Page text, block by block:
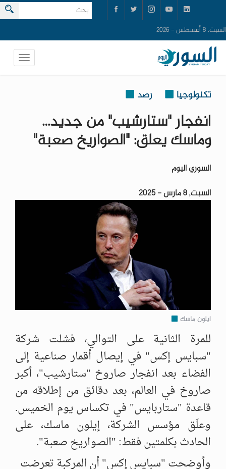
السبت, 8 أغسطس - 2026
تكنولوجيا رصد
انفجار "ستارشيب" من جديد…
وماسك يعلق: "الصواريخ صعبة"
السوري اليوم
السبت, 8 مارس - 2025
ايلون ماسك
للمرة الثانية على التوالي، فشلت شركة
"سبايس إكس" في إيصال أقمار صناعية إلى
الفضاء بعد انفجار صاروخ "ستارشيب"، أكبر
صاروخ في العالم، بعد دقائق من إطلاقه من
قاعدة "ستاربايس" في تكساس يوم الخميس.
وعلّق مؤسس الشركة، إيلون ماسك، على
الحادث بكلمتين فقط: "الصواريخ صعبة".
وأوضحت "سبايس إكس" أن المركبة تعرضت